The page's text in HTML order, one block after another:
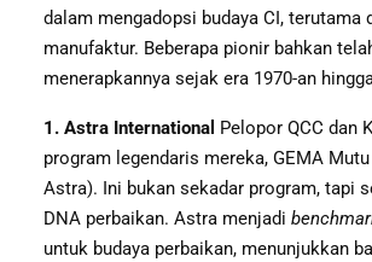
dalam mengadopsi budaya CI, terutama
manufaktur. Beberapa pionir bahkan
menerapkannya sejak era 1970-an
1. Astra International Pelopor QCC dan
program legendaris mereka, GEMA
Astra). Ini bukan sekadar program, tapi
DNA perbaikan. Astra menjadi
untuk budaya perbaikan, menunjukkan